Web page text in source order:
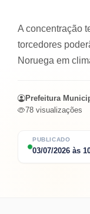
PUBLICADO
03/07/2026 às
A concentração
torcedores
Noruega em
Prefeitura
78 visualizações